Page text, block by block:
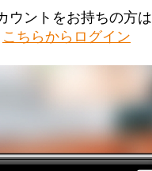
ウントをお持ちの方は
こちらからログイン